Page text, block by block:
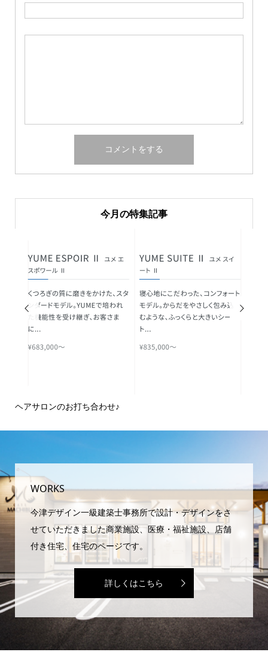
今月の特集記事

ヘアサロンのお打ち合わせ♪

WORKS
今津デザイン一級建築士事務所で設計・デザインをさ
せていただきました商業施設、医療・福祉施設、店舗
付き住宅、住宅のページです。
詳しくはこちら